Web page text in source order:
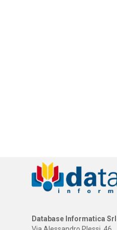
Database Informatica Srl